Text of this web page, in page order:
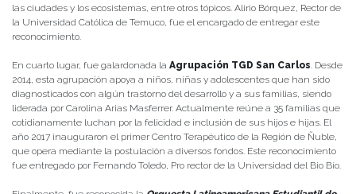
las ciudades y los ecosistemas, entre otros tópicos.​ Alirio Bórquez, Rector de
la Universidad Católica de Temuco, fue el encargado de entregar este
reconocimiento.
En cuarto lugar, fue galardonada la Agrupación TGD San Carlos. Desde
2014, esta agrupación apoya a niños, niñas y adolescentes que han sido
diagnosticados con algún trastorno del desarrollo y a sus familias, siendo
liderada por Carolina Arias Masferrer. Actualmente reúne a 35 familias que
cotidianamente luchan por la felicidad e inclusión de sus hijos e hijas. El
año 2017 inauguraron el primer Centro Terapéutico de la Región de Ñuble,
que opera mediante la postulación a diversos fondos. Este reconocimiento
fue entregado por Fernando Toledo, Pro rector de la Universidad del Bio Bío.